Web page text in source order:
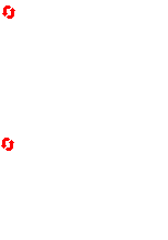
🔄
🔄